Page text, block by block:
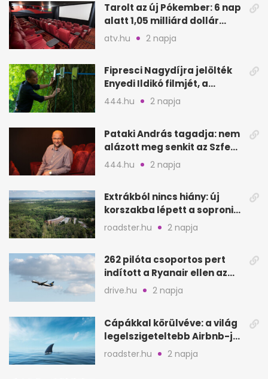
Tarolt az új Pókember: 6 nap
alatt 1,05 milliárd dollár
bevétel
atv.hu 2 napja
Fipresci Nagydíjra jelölték
Enyedi Ildikó filmjét, a
Csendes barátot
444.hu 2 napja
Pataki András tagadja: nem
alázott meg senkit az Szfe
felvételijén
444.hu 2 napja
Extrákból nincs hiány: új
korszakba lépett a soproni
Fagus Hotel
roadster.hu 2 napja
262 pilóta csoportos pert
indított a Ryanair ellen az
Egyesült Királyságban
drive.hu 2 napja
Cápákkal körülvéve: a világ
legelszigeteltebb Airbnb-je
a nyílt tengeren
roadster.hu 2 napja